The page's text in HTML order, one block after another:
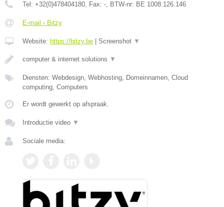
Tel: +32(0)478404180, Fax: -, BTW-nr: BE 1008.126.146
E-mail › Bitzy
Website: https://bitzy.be Screenshot ▼
computer & internet solutions ▼
Diensten: Webdesign, Webhosting, Domeinnamen, Cloud
computing, Computers
Er wordt gewerkt op afspraak.
Introductie video ▼
Sociale media: